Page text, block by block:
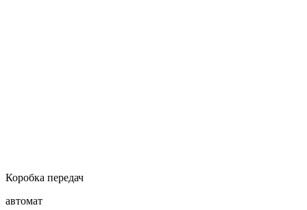
Коробка передач
автомат